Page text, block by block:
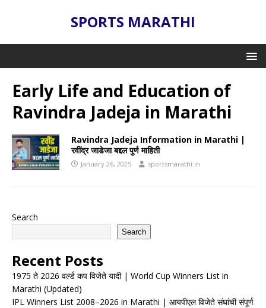
SPORTS MARATHI
Early Life and Education of
Ravindra Jadeja in Marathi
Ravindra Jadeja Information in Marathi |
रवींद्र जाडेजा बद्दल पुर्ण माहिती
January 26, 2025 sportsmarathi.in
Search
Search
Recent Posts
1975 ते 2026 वर्ल्ड कप विजेते यादी | World Cup Winners List in
Marathi (Updated)
IPL Winners List 2008–2026 in Marathi | आयपीएल विजेते संघांची संपूर्ण